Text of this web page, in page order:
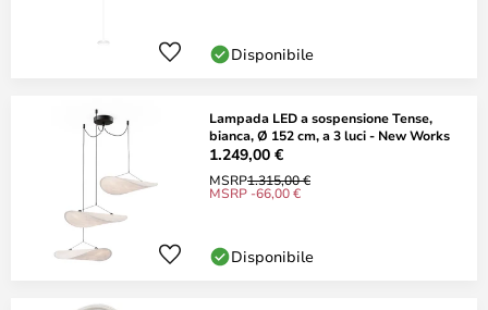
Disponibile
Lampada LED a sospensione Tense,
bianca, Ø 152 cm, a 3 luci - New Works
1.249,00 €
MSRP1.315,00 €
MSRP -66,00 €
Disponibile